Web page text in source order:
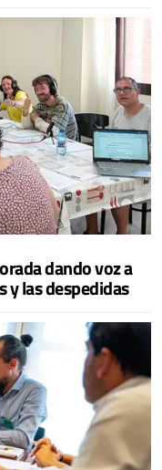
dando voz a
y las despedidas